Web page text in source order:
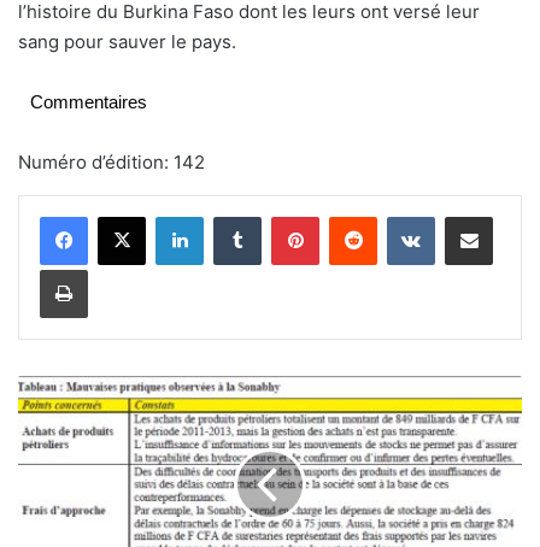
l’histoire du Burkina Faso dont les leurs ont versé leur
sang pour sauver le pays.
Commentaires
Numéro d’édition: 142
S
o
n
a
h